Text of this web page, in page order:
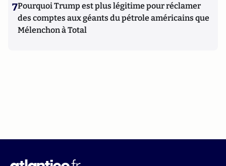
7Pourquoi Trump est plus légitime pour réclamer
des comptes aux géants du pétrole américains que
Mélenchon à Total